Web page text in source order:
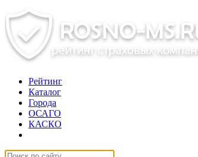
Рейтинг
Каталог
Города
ОСАГО
КАСКО